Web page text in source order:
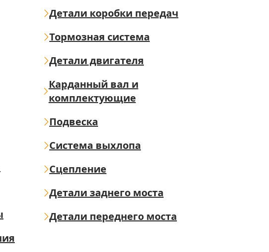
Детали коробки передач
Тормозная система
Детали двигателя
Карданный вал и
комплектующие
Подвеска
Система выхлопа
Сцепление
Детали заднего моста
Детали переднего моста